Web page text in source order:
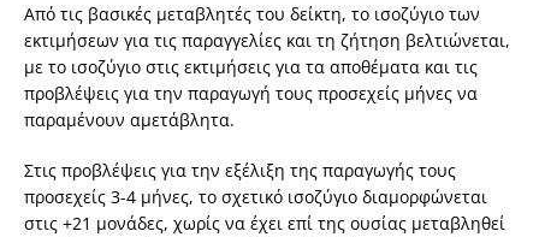
Από τις βασικές μεταβλητές του δείκτη, το ισοζύγιο των
εκτιμήσεων για τις παραγγελίες και τη ζήτηση βελτιώνεται,
με το ισοζύγιο στις εκτιμήσεις για τα αποθέματα και τις
προβλέψεις για την παραγωγή τους προσεχείς μήνες να
παραμένουν αμετάβλητα.
Στις προβλέψεις για την εξέλιξη της παραγωγής τους
προσεχείς 3-4 μήνες, το σχετικό ισοζύγιο διαμορφώνεται
στις +21 μονάδες, χωρίς να έχει επί της ουσίας μεταβληθεί